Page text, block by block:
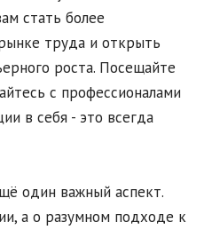
стать более
труда и открыть
роста. Посещайте
с профессионалами
в себя - это всегда
один важный аспект.
а о разумном подходе к